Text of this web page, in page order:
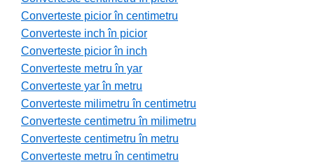
Converteste picior în centimetru
Converteste inch în picior
Converteste picior în inch
Converteste metru în yar
Converteste yar în metru
Converteste milimetru în centimetru
Converteste centimetru în milimetru
Converteste centimetru în metru
Converteste metru în centimetru